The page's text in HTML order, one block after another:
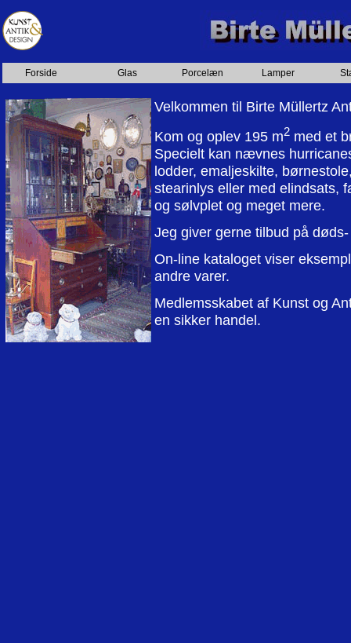
Forside Glas Porcelæn Lamper
Velkommen til Birte Müllertz
Kom og oplev 195 m2 med et
Specielt kan nævnes
lodder, emaljeskilte,
stearinlys eller med elindsats,
og sølvplet og meget mere.
Jeg giver gerne tilbud på
On-line kataloget viser
andre varer.
Medlemsskabet af Kunst og
en sikker handel.